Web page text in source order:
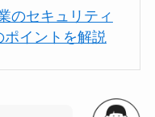
のセキュリティ
イントを解説